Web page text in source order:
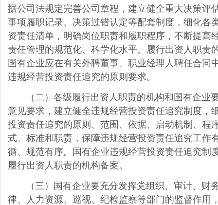
据公司法规定完善公司章程，建立健全重大决策评
事项履职记录、决策过错认定等配套制度，细化各
资责任清单，明确岗位职责和履职程序，不断提高
责任管理的规范化、科学化水平。履行出资人职责
国有企业应在有关外聘董事、职业经理人聘任合同
违规经营投资责任追究的原则要求。
（二）各级履行出资人职责的机构和国有企业
意见要求，建立健全违规经营投资责任追究制度，
投资责任追究的原则、范围、依据、启动机制、程
式、标准和职责，保障违规经营投资责任追究工作
循、规范有序。国有企业违规经营投资责任追究制
履行出资人职责的机构备案。
（三）国有企业要充分发挥党组织、审计、财
律、人力资源、巡视、纪检监察等部门的监督作用